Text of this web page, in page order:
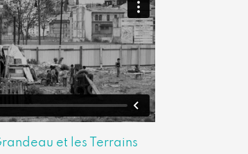
et les Terrains